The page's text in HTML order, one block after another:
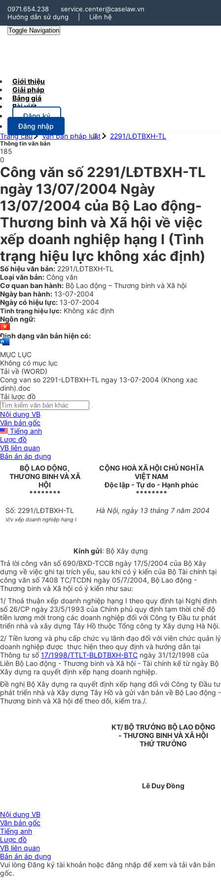
0971.654.238
service.center@caselaw.vn
Hướng dẫn sử dụng
Liên hệ
Toggle Navigation
Giới thiệu
Giải pháp
Bảng giá
Bài viết
Đăng ký
Đăng nhập
Trang chủ
Văn bản pháp luật 2291/LĐTBXH-TL
Thông tin văn bản
185
0
Công văn số 2291/LĐTBXH-TL
ngày 13/07/2004 Ngày
13/07/2004 của Bộ Lao động-
Thương binh và Xã hội về việc
xếp doanh nghiệp hạng I (Tình
trạng hiệu lực không xác định)
Số hiệu văn bản: 2291/LĐTBXH-TL
Loại văn bản: Công văn
Cơ quan ban hành: Bộ Lao động – Thương binh và Xã hội
Ngày ban hành: 13-07-2004
Ngày có hiệu lực: 13-07-2004
Tình trạng hiệu lực: Không xác định
Ngôn ngữ:
Định dạng văn bản hiện có:
MỤC LỤC
Không có mục lục
Tải về (WORD)
Cong van so 2291-LDTBXH-TL ngay 13-07-2004 (Khong xac
dinh).doc
Tải lược đồ
Nội dung VB
Văn bản gốc
Tiếng anh
Lược đồ
VB liên quan
Bản án áp dụng
BỘ LAO ĐỘNG,
THƯƠNG BINH VÀ XÃ
HỘI
********
CỘNG HOÀ XÃ HỘI CHỦ NGHĨA
VIỆT NAM
Độc lập - Tự do - Hạnh phúc
********
Số: 2291/LĐTBXH-TL
V/v xếp doanh nghiệp hạng I
Hà Nội, ngày 13 tháng 7 năm 2004
Kính gửi: Bộ Xây dựng
Trả lời công văn số 690/BXD-TCCB ngày 17/5/2004 của Bộ Xây
dựng về việc ghi tại trích yếu, sau khi có ý kiến của Bộ Tài chính tại
công văn số 7408 TC/TCDN ngày 05/7/2004, Bộ Lao động -
Thương binh và Xã hội có ý kiến như sau:
1/ Thoả thuận xếp doanh nghiệp hạng I theo quy định tại Nghị định
số 26/CP ngày 23/5/1993 của Chính phủ quy định tạm thời chế độ
tiền lương mới trong các doanh nghiệp đối với Công ty Đầu tư phát
triển nhà và xây dựng Tây Hồ thuộc Tổng công ty Xây dựng Hà Nội.
2/ Tiền lương và phụ cấp chức vụ lãnh đạo đối với viên chức quản lý
doanh nghiệp được thực hiện theo quy định và hướng dẫn tại
Thông tư số17/1998/TTLT-BLĐTBXH-BTC ngày 31/12/1998 của
Liên Bộ Lao động - Thương binh và Xã hội - Tài chính kể từ ngày Bộ
Xây dựng ra quyết định xếp hạng doanh nghiệp.
Đề nghị Bộ Xây dựng ra quyết định xếp hạng đối với Công ty Đầu tư
phát triển nhà và Xây dựng Tây Hồ và gửi văn bản về Bộ Lao động -
Thương binh và Xã hội để theo dõi, kiểm tra./.
KT/ BỘ TRƯỞNG BỘ LAO ĐỘNG
- THƯƠNG BINH VÀ XÃ HỘI
THỨ TRƯỞNG
Lê Duy Đồng
Nội dung VB
Văn bản gốc
Tiếng anh
Lược đồ
VB liên quan
Bản án áp dụng
Vui lòngĐăng ký tài khoản hoặc đăng nhập để xem và tải văn bản
gốc.